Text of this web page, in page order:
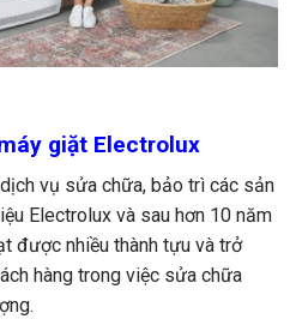
giặt Electrolux
vụ sửa chữa, bảo trì các sản
Electrolux và sau hơn 10 năm
được nhiều thành tựu và trở
hàng trong việc sửa chữa